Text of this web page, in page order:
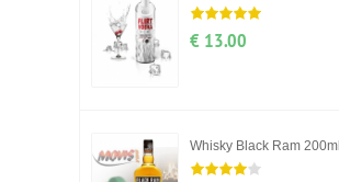
€ 13.00
Whisky Black Ram 200ml